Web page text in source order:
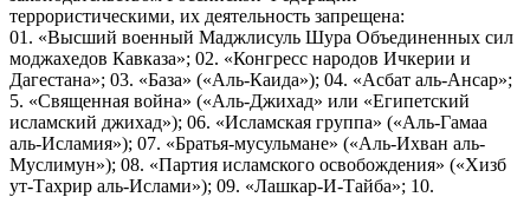
террористическими, их деятельность запрещена:
01. «Высший военный Маджлисуль Шура Объединенных сил
моджахедов Кавказа»; 02. «Конгресс народов Ичкерии и
Дагестана»; 03. «База» («Аль-Каида»); 04. «Асбат аль-Ансар»;
5. «Священная война» («Аль-Джихад» или «Египетский
исламский джихад»); 06. «Исламская группа» («Аль-Гамаа
аль-Исламия»); 07. «Братья-мусульмане» («Аль-Ихван аль-
Муслимун»); 08. «Партия исламского освобождения» («Хизб
ут-Тахрир аль-Ислами»); 09. «Лашкар-И-Тайба»; 10.